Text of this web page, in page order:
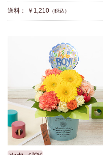
送料： ￥1,210 （税込）